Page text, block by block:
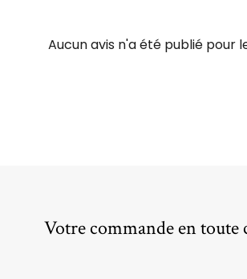
Aucun avis n'a été publié pour
Votre commande en toute